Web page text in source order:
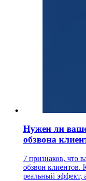
Нужен ли
обзвона
7 признаков, что
обзвон клиентов.
реальный эффект,